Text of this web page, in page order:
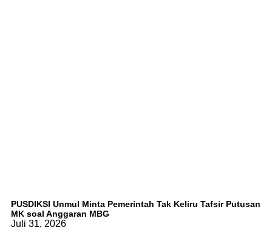
PUSDIKSI Unmul Minta Pemerintah Tak Keliru Tafsir Putusan
MK soal Anggaran MBG
Juli 31, 2026